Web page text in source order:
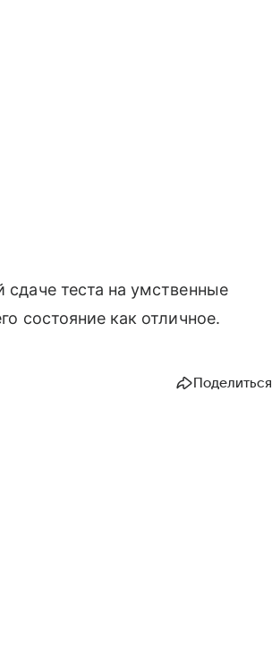
теста на умственные
состояние как отличное.
Поделиться